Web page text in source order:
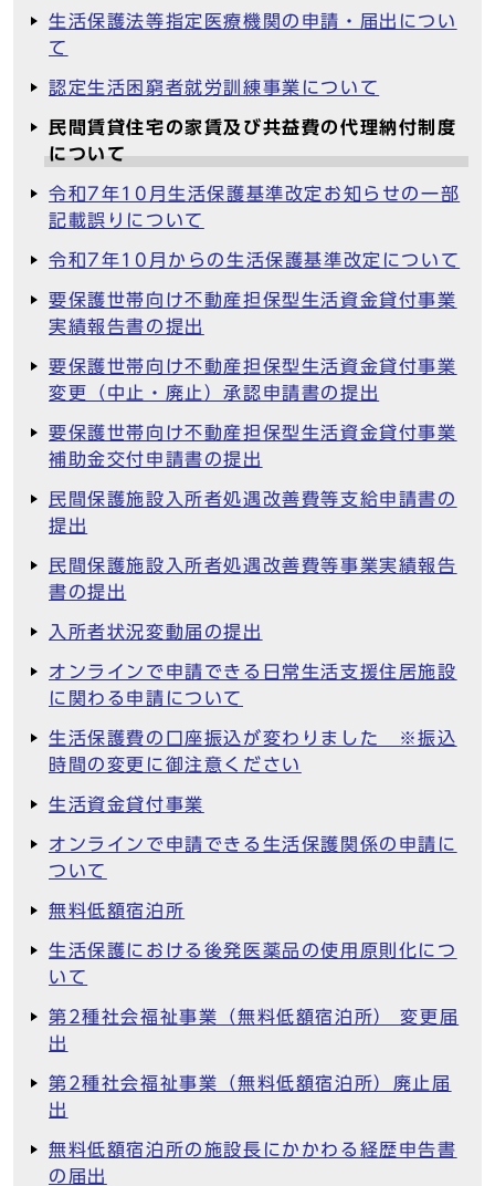
生活保護法等指定医療機関の申請・届出につい
て
認定生活困窮者就労訓練事業について
民間賃貸住宅の家賃及び共益費の代理納付制度
について
令和7年10月生活保護基準改定お知らせの一部
記載誤りについて
令和7年10月からの生活保護基準改定について
要保護世帯向け不動産担保型生活資金貸付事業
実績報告書の提出
要保護世帯向け不動産担保型生活資金貸付事業
変更（中止・廃止）承認申請書の提出
要保護世帯向け不動産担保型生活資金貸付事業
補助金交付申請書の提出
民間保護施設入所者処遇改善費等支給申請書の
提出
民間保護施設入所者処遇改善費等事業実績報告
書の提出
入所者状況変動届の提出
オンラインで申請できる日常生活支援住居施設
に関わる申請について
生活保護費の口座振込が変わりました ※振込
時間の変更に御注意ください
生活資金貸付事業
オンラインで申請できる生活保護関係の申請に
ついて
無料低額宿泊所
生活保護における後発医薬品の使用原則化につ
いて
第2種社会福祉事業（無料低額宿泊所） 変更届
出
第2種社会福祉事業（無料低額宿泊所）廃止届
出
無料低額宿泊所の施設長にかかわる経歴申告書
の届出